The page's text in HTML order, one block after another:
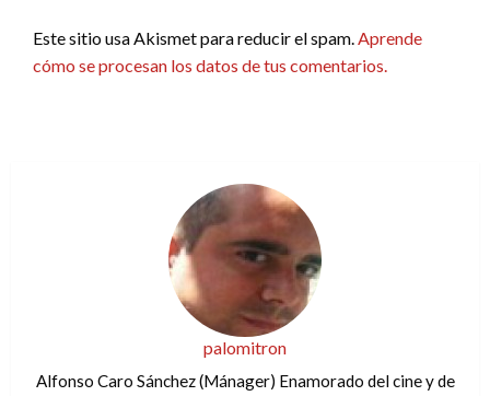
Este sitio usa Akismet para reducir el spam. Aprende
cómo se procesan los datos de tus comentarios.
palomitron
Alfonso Caro Sánchez (Mánager) Enamorado del cine y de